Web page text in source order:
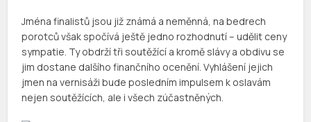
Jména finalistů jsou již známá a neměnná, na bedrech
porotců však spočívá ještě jedno rozhodnutí – udělit ceny
sympatie. Ty obdrží tři soutěžící a kromě slávy a obdivu se
jim dostane dalšího finančního ocenění. Vyhlášení jejich
jmen na vernisáži bude posledním impulsem k oslavám
nejen soutěžících, ale i všech zúčastněných.